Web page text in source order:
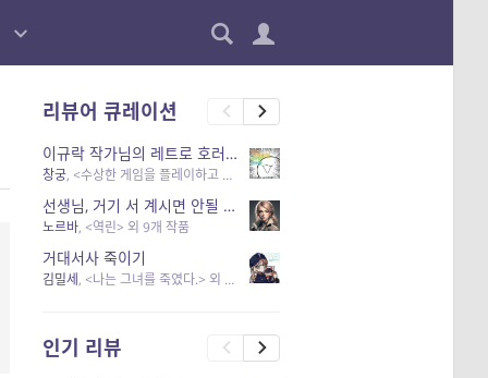
리뷰어 큐레이션
이규락 작가님의 레트로 호러 리뷰
창궁, <수상한 게임을 플레이하고 있어> 외 3개 작품
선생님, 거기 서 계시면 안될 것 같은데요-역할 클리셰를 비튼 작품들
노르바, <역린> 외 9개 작품
거대서사 죽이기
김밀세, <나는 그녀를 죽였다.> 외 1개 작품
인기 리뷰